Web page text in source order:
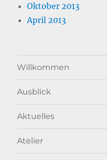
Oktober 2013
April 2013
Willkommen
Ausblick
Aktuelles
Atelier